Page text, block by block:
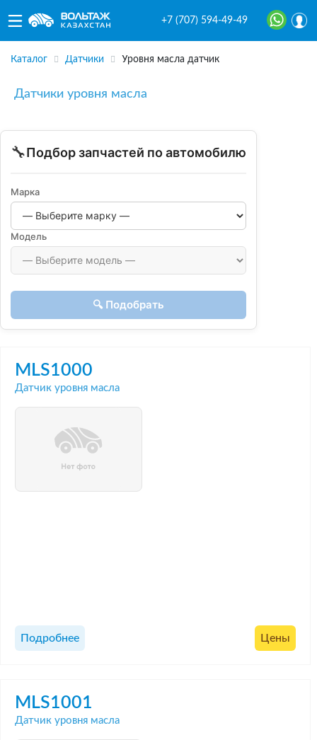
+7 (707) 594-49-49
Каталог Датчики Уровня масла датчик
Датчики уровня масла
🔧Подбор запчастей по автомобилю
Марка
Модель
🔍 Подобрать
MLS1000
Датчик уровня масла
Подробнее Цены
MLS1001
Датчик уровня масла